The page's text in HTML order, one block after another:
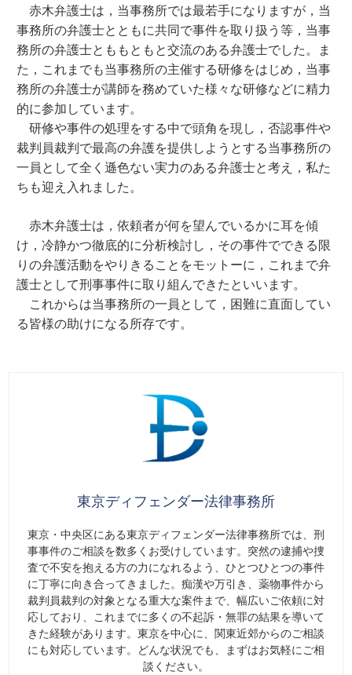
赤木弁護士は，当事務所では最若手になりますが，当
事務所の弁護士とともに共同で事件を取り扱う等，当事
務所の弁護士とももともと交流のある弁護士でした。ま
た，これまでも当事務所の主催する研修をはじめ，当事
務所の弁護士が講師を務めていた様々な研修などに精力
的に参加しています。
研修や事件の処理をする中で頭角を現し，否認事件や
裁判員裁判で最高の弁護を提供しようとする当事務所の
一員として全く遜色ない実力のある弁護士と考え，私た
ちも迎え入れました。
赤木弁護士は，依頼者が何を望んでいるかに耳を傾
け，冷静かつ徹底的に分析検討し，その事件でできる限
りの弁護活動をやりきることをモットーに，これまで弁
護士として刑事事件に取り組んできたといいます。
これからは当事務所の一員として，困難に直面してい
る皆様の助けになる所存です。
東京ディフェンダー法律事務所
東京・中央区にある東京ディフェンダー法律事務所では、刑
事事件のご相談を数多くお受けしています。突然の逮捕や捜
査で不安を抱える方の力になれるよう、ひとつひとつの事件
に丁寧に向き合ってきました。痴漢や万引き、薬物事件から
裁判員裁判の対象となる重大な案件まで、幅広いご依頼に対
応しており、これまでに多くの不起訴・無罪の結果を導いて
きた経験があります。東京を中心に、関東近郊からのご相談
にも対応しています。どんな状況でも、まずはお気軽にご相
談ください。